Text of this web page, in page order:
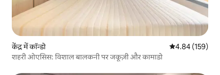
केंद्र में कॉन्डो औसत रेटिंग 5 में से
4.84 (159)
शहरी ओएसिस: विशाल बालकनी पर जकूज़ी और कामाडो